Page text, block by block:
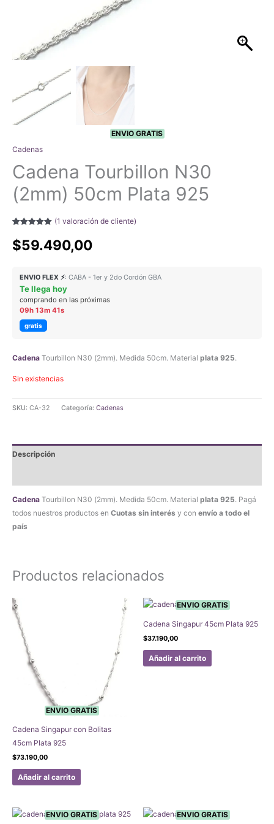
ENVIO GRATIS
Cadenas
Cadena Tourbillon N30
(2mm) 50cm Plata 925
5.00de 5 en
base a
(1 valoración de cliente)
$59.490,00
ENVIO FLEX ⚡: CABA - 1er y 2do Cordón GBA
Te llega hoy
comprando en las próximas
09h 13m 41s
gratis
Cadena Tourbillon N30 (2mm). Medida 50cm. Material plata 925.
Sin existencias
SKU: CA-32 Categoría: Cadenas
Descripción
Cadena Tourbillon N30 (2mm). Medida 50cm. Material plata 925. Pagá
todos nuestros productos en Cuotas sin interés y con envío a todo el
país
Productos relacionados
ENVIO GRATIS
Cadena Singapur con Bolitas
45cm Plata 925
$73.190,00
Añadir al carrito
ENVIO GRATIS
Cadena Singapur 45cm Plata 925
$37.190,00
Añadir al carrito
ENVIO GRATIS ENVIO GRATIS